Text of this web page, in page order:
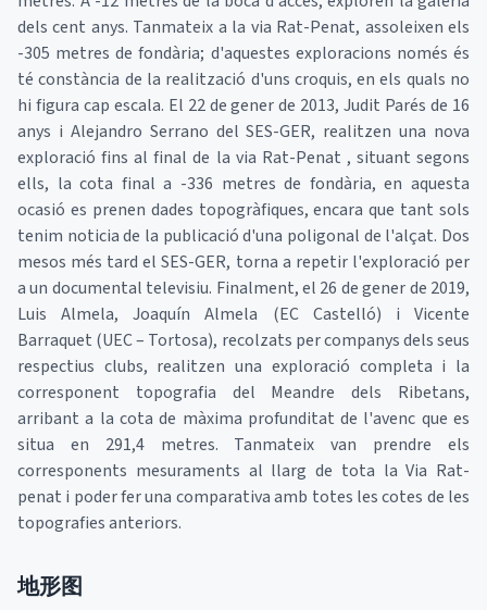
dels cent anys. Tanmateix a la via Rat-Penat, assoleixen els
-305 metres de fondària; d'aquestes exploracions només és
té constància de la realització d'uns croquis, en els quals no
hi figura cap escala. El 22 de gener de 2013, Judit Parés de 16
anys i Alejandro Serrano del SES-GER, realitzen una nova
exploració fins al final de la via Rat-Penat , situant segons
ells, la cota final a -336 metres de fondària, en aquesta
ocasió es prenen dades topogràfiques, encara que tant sols
tenim noticia de la publicació d'una poligonal de l'alçat. Dos
mesos més tard el SES-GER, torna a repetir l'exploració per
a un documental televisiu. Finalment, el 26 de gener de 2019,
Luis Almela, Joaquín Almela (EC Castelló) i Vicente
Barraquet (UEC – Tortosa), recolzats per companys dels seus
respectius clubs, realitzen una exploració completa i la
corresponent topografia del Meandre dels Ribetans,
arribant a la cota de màxima profunditat de l'avenc que es
situa en 291,4 metres. Tanmateix van prendre els
corresponents mesuraments al llarg de tota la Via Rat-
penat i poder fer una comparativa amb totes les cotes de les
topografies anteriors.
地形图